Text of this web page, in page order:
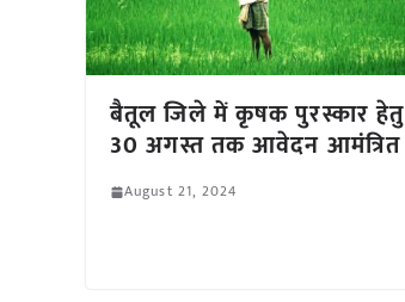
बैतूल जिले में कृषक पुरस्कार हेतु
30 अगस्त तक आवेदन आमंत्रित
August 21, 2024